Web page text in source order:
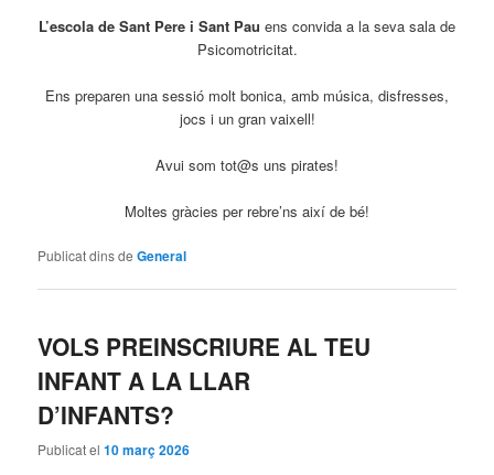
L’escola de Sant Pere i Sant Pau ens convida a la seva sala de
Psicomotricitat.
Ens preparen una sessió molt bonica, amb música, disfresses,
jocs i un gran vaixell!
Avui som tot@s uns pirates!
Moltes gràcies per rebre’ns així de bé!
Publicat dins de General
VOLS PREINSCRIURE AL TEU
INFANT A LA LLAR
D’INFANTS?
Publicat el10 març 2026